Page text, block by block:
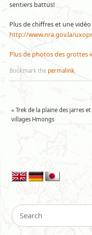
sentiers battus!
Plus de chiffres et une
http://www.nra.gov.la/
Plus de photos des grottes
Bookmark the permalink.
« Trek de la plaine des jarres et
villages Hmongs